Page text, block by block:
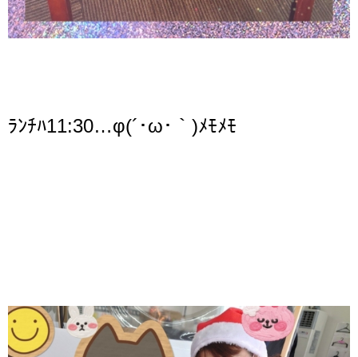
ﾗﾝﾁﾊ11:30…φ(´ ･ω･｀ )ﾒﾓﾒﾓ